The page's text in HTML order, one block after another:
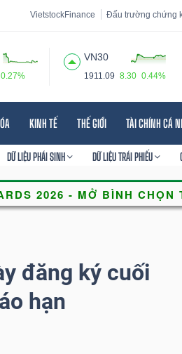
VietstockFinance Đấu trường chứng
0.27%
VN30
1911.09 8.30 0.44%
KINH TẾ THẾ GIỚI TÀI CHÍNH CÁ
DỮ LIỆU PHÁI SINH DỮ LIỆU TRÁI PHIẾU
đăng ký cuối
hạn